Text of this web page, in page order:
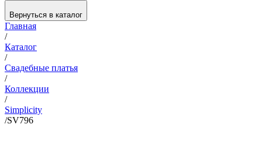
Вернуться в каталог
Главная
/
Каталог
/
Свадебные платья
/
Коллекции
/
Simplicity
/SV796